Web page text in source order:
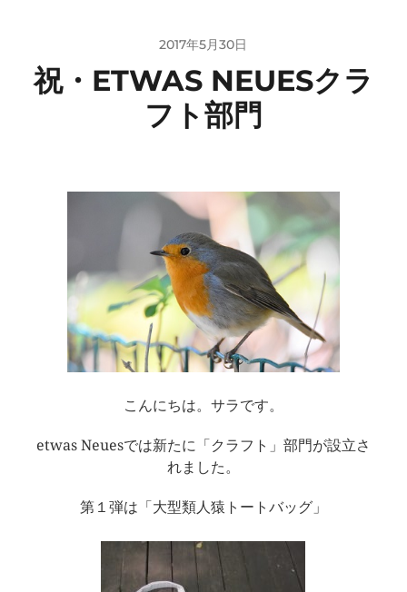
2017年5月30日
祝・ETWAS NEUESクラ
フト部門
こんにちは。サラです。
etwas Neuesでは新たに「クラフト」部門が設立さ
れました。
第１弾は「大型類人猿トートバッグ」